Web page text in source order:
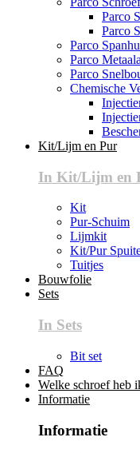
Parco
Parco
Parco
Parco
Parco
Chemische
Kit/Lijm en Pur
In Kit/Lijm en
Kit
Pur-Schuim
Lijmkit
Kit/Pur
Tuitjes
Bouwfolie
Sets
In Sets
Bit set
FAQ
Welke schroef heb
Informatie
Informatie